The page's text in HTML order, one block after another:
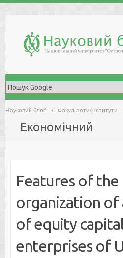
Науковий блоґ Факультети/інститути
Економічний
Features of the
organization of
of equity
enterprises of